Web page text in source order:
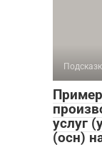
услуг
(осн)